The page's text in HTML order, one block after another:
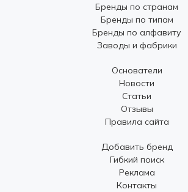
Бренды по странам
Бренды по типам
Бренды по алфавиту
Заводы и фабрики
Основатели
Новости
Статьи
Отзывы
Правила сайта
Добавить бренд
Гибкий поиск
Реклама
Контакты